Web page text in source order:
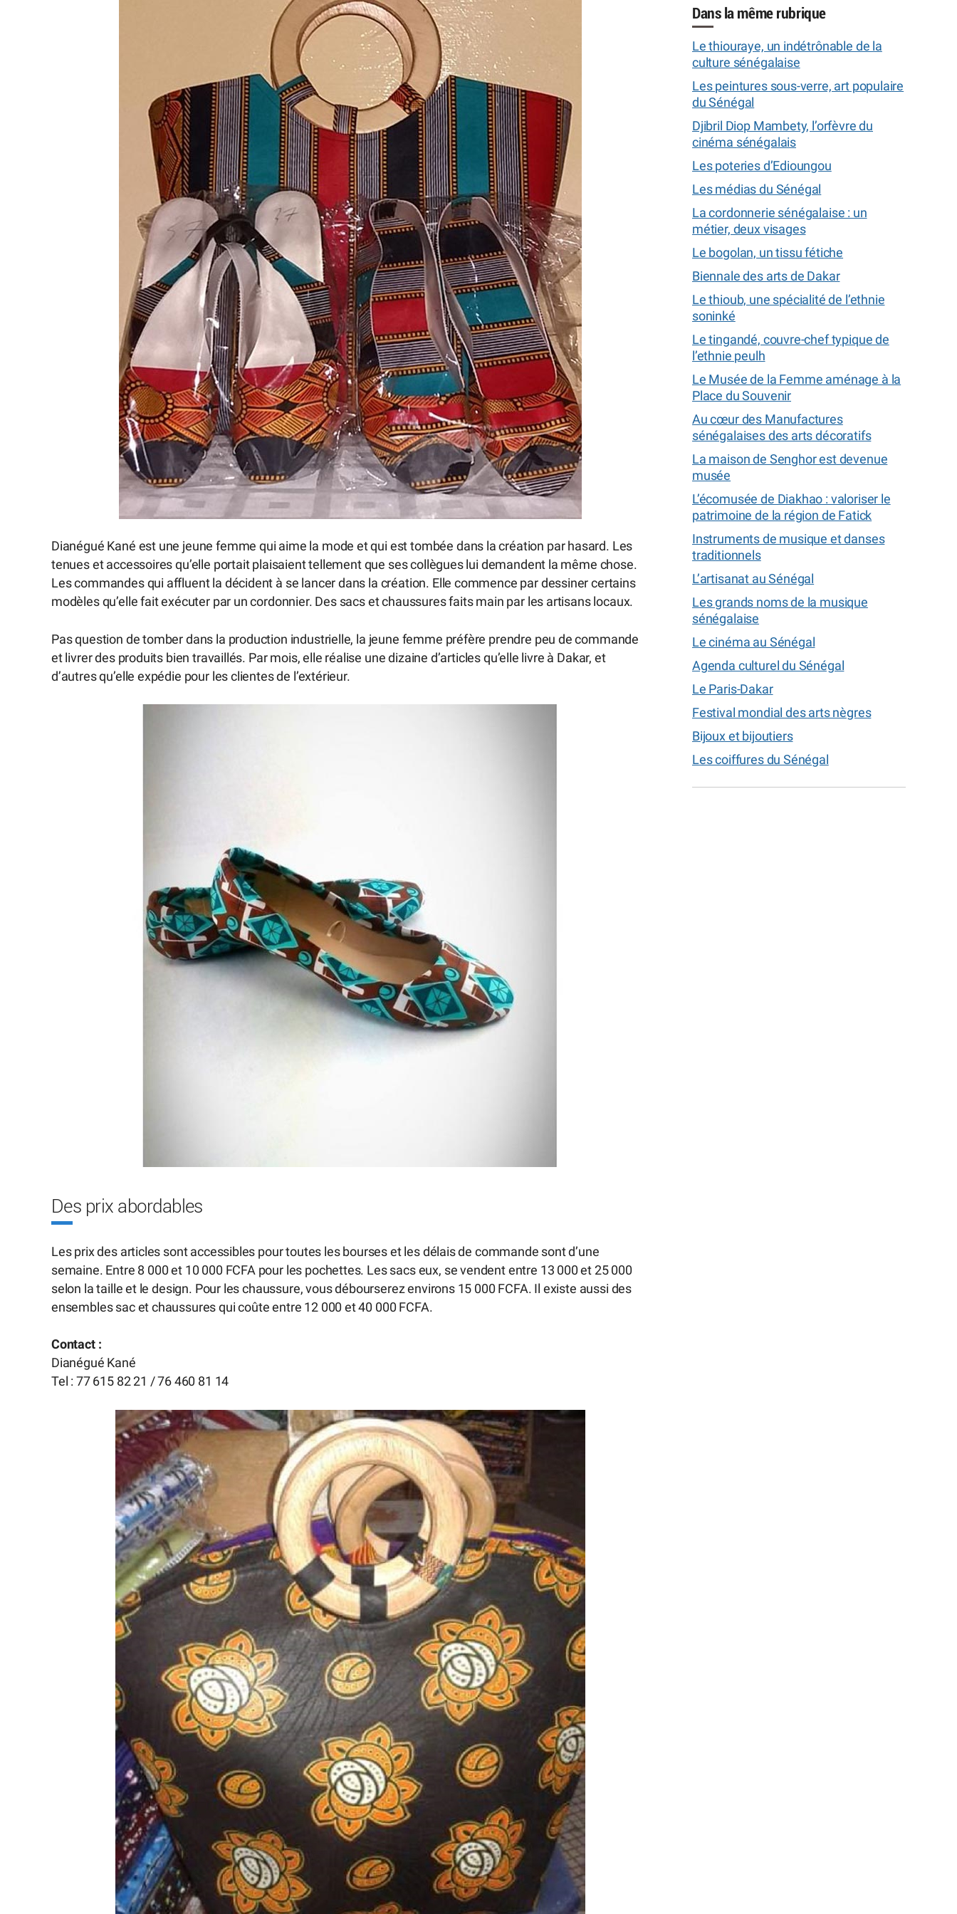
Dianégué Kané est une jeune femme qui aime la mode et qui est tombée dans la création par hasard. Les
tenues et accessoires qu’elle portait plaisaient tellement que ses collègues lui demandent la même chose.
Les commandes qui affluent la décident à se lancer dans la création. Elle commence par dessiner certains
modèles qu’elle fait exécuter par un cordonnier. Des sacs et chaussures faits main par les artisans locaux.
Pas question de tomber dans la production industrielle, la jeune femme préfère prendre peu de commande
et livrer des produits bien travaillés. Par mois, elle réalise une dizaine d’articles qu’elle livre à Dakar, et
d’autres qu’elle expédie pour les clientes de l’extérieur.
Des prix abordables
Les prix des articles sont accessibles pour toutes les bourses et les délais de commande sont d’une
semaine. Entre 8 000 et 10 000 FCFA pour les pochettes. Les sacs eux, se vendent entre 13 000 et 25 000
selon la taille et le design. Pour les chaussure, vous débourserez environs 15 000 FCFA. Il existe aussi des
ensembles sac et chaussures qui coûte entre 12 000 et 40 000 FCFA.
Contact :
Dianégué Kané
Tel : 77 615 82 21 / 76 460 81 14
Dans la même rubrique
Le thiouraye, un indétrônable de la
culture sénégalaise
Les peintures sous-verre, art populaire
du Sénégal
Djibril Diop Mambety, l’orfèvre du
cinéma sénégalais
Les poteries d’Edioungou
Les médias du Sénégal
La cordonnerie sénégalaise : un
métier, deux visages
Le bogolan, un tissu fétiche
Biennale des arts de Dakar
Le thioub, une spécialité de l’ethnie
soninké
Le tingandé, couvre-chef typique de
l’ethnie peulh
Le Musée de la Femme aménage à la
Place du Souvenir
Au cœur des Manufactures
sénégalaises des arts décoratifs
La maison de Senghor est devenue
musée
L’écomusée de Diakhao : valoriser le
patrimoine de la région de Fatick
Instruments de musique et danses
traditionnels
L’artisanat au Sénégal
Les grands noms de la musique
sénégalaise
Le cinéma au Sénégal
Agenda culturel du Sénégal
Le Paris-Dakar
Festival mondial des arts nègres
Bijoux et bijoutiers
Les coiffures du Sénégal